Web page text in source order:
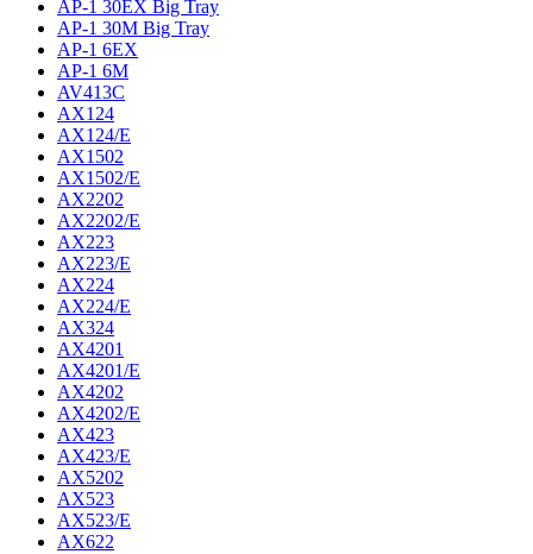
AP-1 30EX Big Tray
AP-1 30M Big Tray
AP-1 6EX
AP-1 6M
AV413C
AX124
AX124/E
AX1502
AX1502/E
AX2202
AX2202/E
AX223
AX223/E
AX224
AX224/E
AX324
AX4201
AX4201/E
AX4202
AX4202/E
AX423
AX423/E
AX5202
AX523
AX523/E
AX622